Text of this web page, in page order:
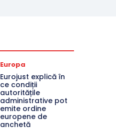
Europa
Eurojust explică în
ce condiții
autoritățile
administrative pot
emite ordine
europene de
anchetă